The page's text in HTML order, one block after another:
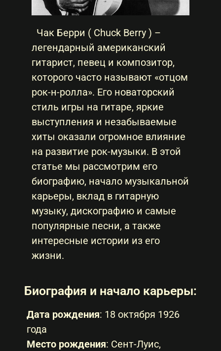
Чак Берри ( Chuck Berry ) –
легендарный американский
гитарист, певец и композитор,
которого часто называют «отцом
рок-н-ролла». Его новаторский
стиль игры на гитаре, яркие
выступления и незабываемые
хиты оказали огромное влияние
на развитие рок-музыки. В этой
статье мы рассмотрим его
биографию, начало музыкальной
карьеры, вклад в гитарную
музыку, дискографию и самые
популярные песни, а также
интересные истории из его
жизни.
Биография и начало карьеры:
Дата рождения: 18 октября 1926
года
Место рождения: Сент-Луис,